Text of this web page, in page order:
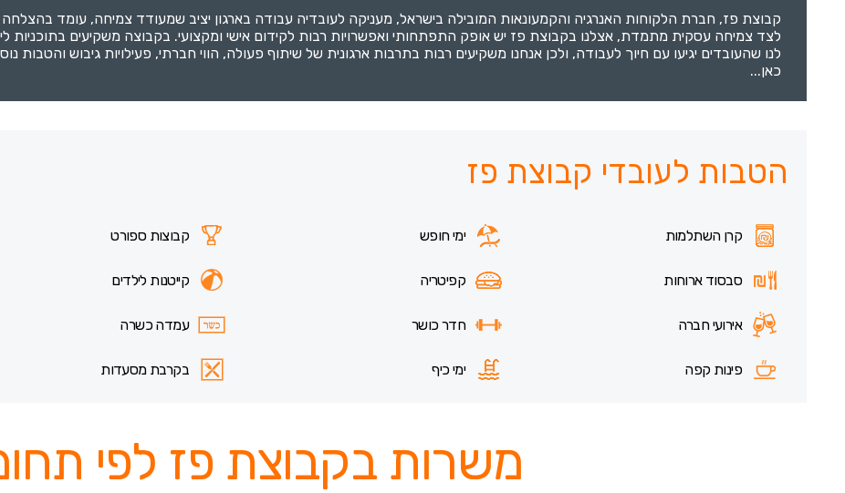
לצד צמיחה עסקית מתמדת, אצלנו בקבוצת פז יש אופק התפתחותי ואפשרויות רבות לקידום אישי ומקצועי. בקבוצה משקיעים בתוכניות
לנו שהעובדים יגיעו עם חיוך לעבודה, ולכן אנחנו משקיעים רבות בתרבות ארגונית של שיתוף פעולה, הווי חברתי, פעילויות גיבוש
כאן...
הטבות לעובדי קבוצת פז
קרן השתלמות ימי חופש קבוצות ספורט
סבסוד ארוחות קפיטריה קייטנות לילדים
אירועי חברה חדר כושר עמדה כשרה
פינות קפה ימי כיף בקרבת מסעדות
משרות בקבוצת פז לפי